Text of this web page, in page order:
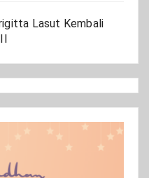
Lasut Kembali